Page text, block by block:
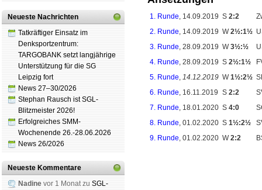
Neueste Nachrichten
Tatkräftiger Einsatz im
Denksportzentrum:
TARGOBANK setzt langjährige
Unterstützung für die SG
Leipzig fort
News 27–30/2026
Stephan Rausch ist SGL-
Blitzmeister 2026!
Erfolgreiches SMM-
Wochenende 26.-28.06.2026
News 26/2026
Neueste Kommentare
Nadine vor 1 Monat zu SGL-
1. Runde, 14.09.2019 S 2:2
2. Runde, 14.09.2019 W2½:1½
3. Runde, 28.09.2019 W3½:½
4. Runde, 28.09.2019 S 2½:1½
5. Runde, 14.12.2019 W1½:2½
6. Runde, 16.11.2019 S 2:2
7. Runde, 18.01.2020 S 4:0
8. Runde, 01.02.2020 S 1½:2½
9. Runde, 01.02.2020 W2:2